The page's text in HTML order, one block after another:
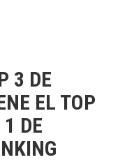
3 DE
EL TOP
DE